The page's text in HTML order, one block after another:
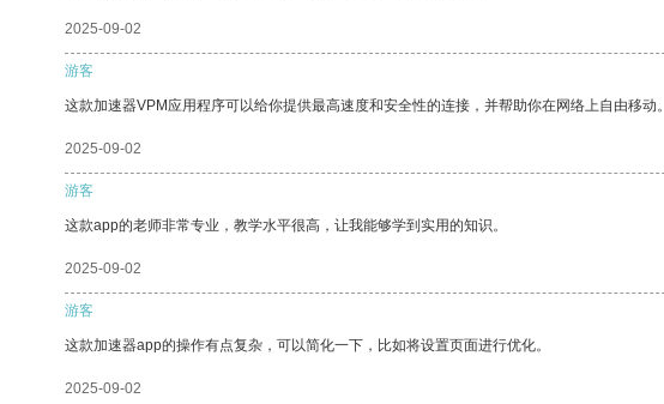
2025-09-02
游客
这款加速器VPM应用程序可以给你提供最高速度和安全性的连接，并帮助你在网络上自由移动。
2025-09-02
游客
这款app的老师非常专业，教学水平很高，让我能够学到实用的知识。
2025-09-02
游客
这款加速器app的操作有点复杂，可以简化一下，比如将设置页面进行优化。
2025-09-02